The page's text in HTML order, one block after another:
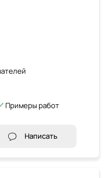
Примеры работ
Написать